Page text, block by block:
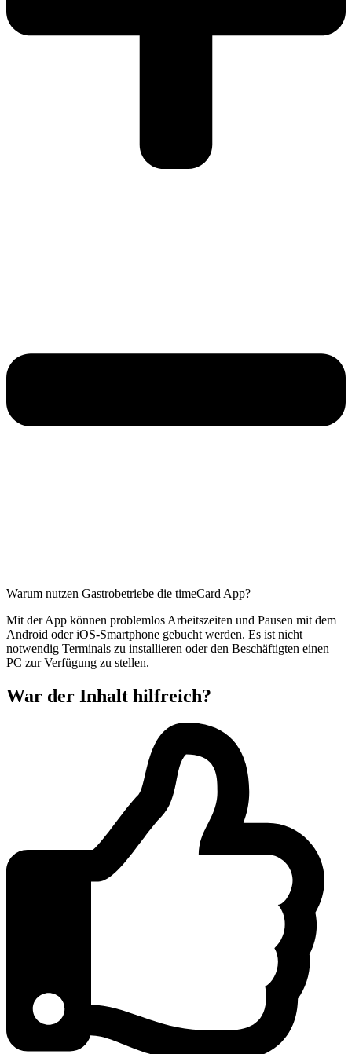
Warum nutzen Gastrobetriebe die timeCard App?
Mit der App können problemlos Arbeitszeiten und Pausen mit dem
Android oder iOS-Smartphone gebucht werden. Es ist nicht
notwendig Terminals zu installieren oder den Beschäftigten einen
PC zur Verfügung zu stellen.
War der Inhalt hilfreich?